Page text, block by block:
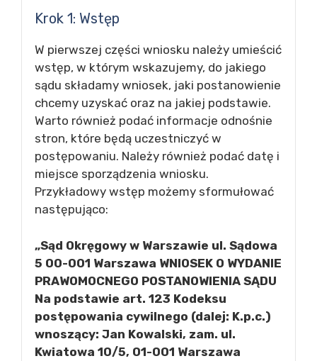
Krok 1: Wstęp
W pierwszej części wniosku należy umieścić
wstęp, w którym wskazujemy, do jakiego
sądu składamy wniosek, jaki postanowienie
chcemy uzyskać oraz na jakiej podstawie.
Warto również podać informacje odnośnie
stron, które będą uczestniczyć w
postępowaniu. Należy również podać datę i
miejsce sporządzenia wniosku.
Przykładowy wstęp możemy sformułować
następująco:
„Sąd Okręgowy w Warszawie ul. Sądowa
5 00-001 Warszawa WNIOSEK O WYDANIE
PRAWOMOCNEGO POSTANOWIENIA SĄDU
Na podstawie art. 123 Kodeksu
postępowania cywilnego (dalej: K.p.c.)
wnoszący: Jan Kowalski, zam. ul.
Kwiatowa 10/5, 01-001 Warszawa